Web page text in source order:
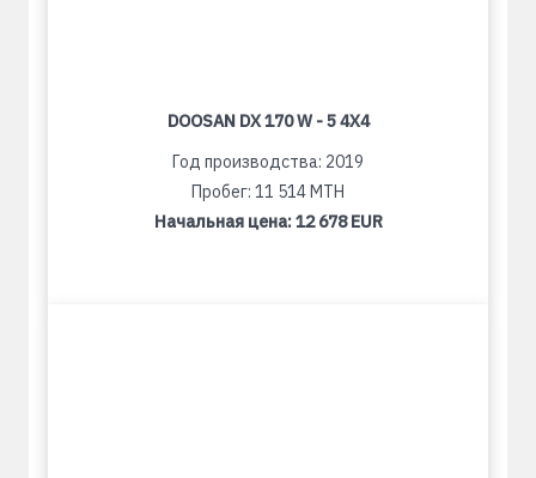
DOOSAN DX 170 W - 5 4X4
Год производства: 2019
Пробег: 11 514 MTH
Начальная цена:12 678 EUR